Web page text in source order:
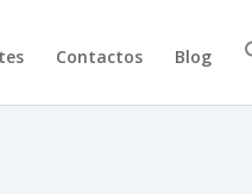
Contactos Blog